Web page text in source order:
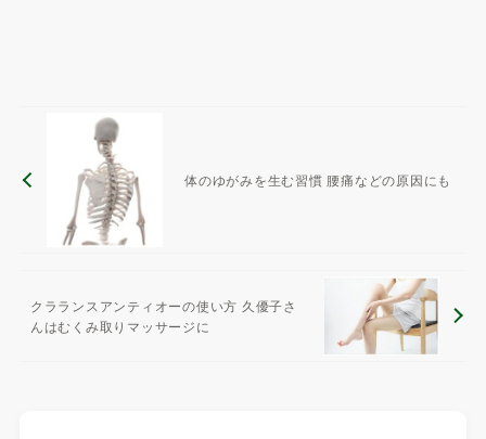
体のゆがみを生む習慣 腰痛などの原因にも
クラランスアンティオーの使い方 久優子さ
んはむくみ取りマッサージに